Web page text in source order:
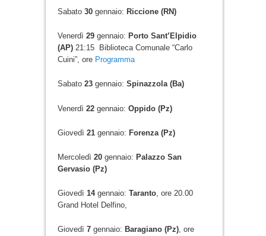
Sabato 30gennaio: Riccione (RN)
Venerdì 29gennaio: Porto Sant’Elpidio
(AP)21:15 Biblioteca Comunale “Carlo
Cuini”, ore Programma
Sabato 23gennaio: Spinazzola (Ba)
Venerdì 22gennaio: Oppido (Pz)
Giovedì 21gennaio: Forenza (Pz)
Mercoledì 20gennaio: Palazzo San
Gervasio (Pz)
Giovedì 14gennaio: Taranto, ore 20.00
Grand Hotel Delfino,
Giovedì 7gennaio: Baragiano (Pz), ore